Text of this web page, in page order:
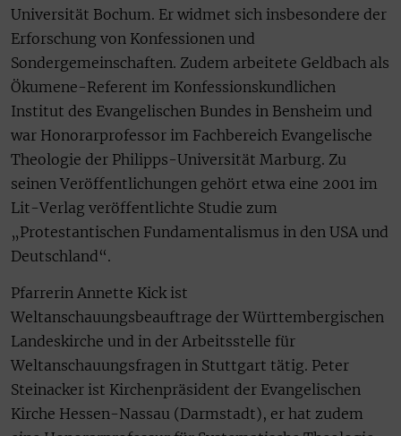
Universität Bochum. Er widmet sich insbesondere der
Erforschung von Konfessionen und
Sondergemeinschaften. Zudem arbeitete Geldbach als
Ökumene-Referent im Konfessionskundlichen
Institut des Evangelischen Bundes in Bensheim und
war Honorarprofessor im Fachbereich Evangelische
Theologie der Philipps-Universität Marburg. Zu
seinen Veröffentlichungen gehört etwa eine 2001 im
Lit-Verlag veröffentlichte Studie zum
„Protestantischen Fundamentalismus in den USA und
Deutschland“.
Pfarrerin Annette Kick ist
Weltanschauungsbeauftrage der Württembergischen
Landeskirche und in der Arbeitsstelle für
Weltanschauungsfragen in Stuttgart tätig. Peter
Steinacker ist Kirchenpräsident der Evangelischen
Kirche Hessen-Nassau (Darmstadt), er hat zudem